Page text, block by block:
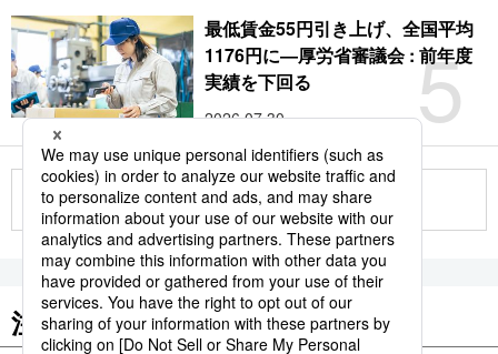
5
最低賃金55円引き上げ、全国平均
1176円に―厚労省審議会 : 前年度
実績を下回る
2026.07.30
もっと見る
注目のキーワード